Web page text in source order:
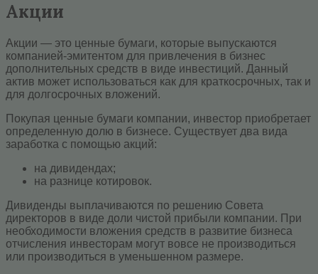
Акции
Акции — это ценные бумаги, которые выпускаются
компанией-эмитентом для привлечения в бизнес
дополнительных средств в виде инвестиций. Данный
актив может использоваться как для краткосрочных, так и
для долгосрочных вложений.
Покупая ценные бумаги компании, инвестор приобретает
определенную долю в бизнесе. Существует два вида
заработка с помощью акций:
на дивидендах;
на разнице котировок.
Дивиденды выплачиваются по решению Совета
директоров в виде доли чистой прибыли компании. При
необходимости вложения средств в развитие бизнеса
отчисления инвесторам могут вовсе не производиться
или производиться в уменьшенном размере.